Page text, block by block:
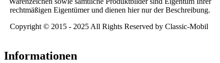
rechtmäßigen Eigentümer und dienen hier nur der Beschreibung.
Copyright © 2015 - 2025 All Rights Reserved by Classic-Mobil
Informationen